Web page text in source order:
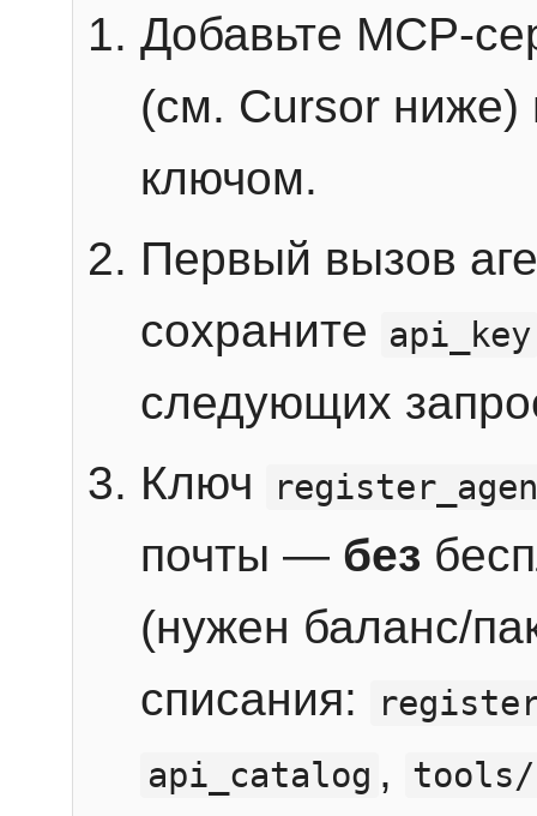
Добавьте MCP-
(см. Cursor ниже)
ключом.
Первый вызов
сохраните
api_key
следующих
Ключ
почты — без
(нужен баланс/
списания:
api_catalog ,